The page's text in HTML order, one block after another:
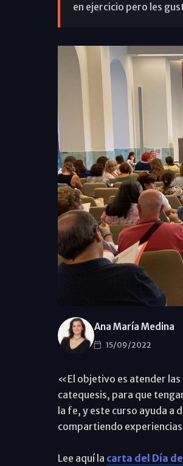
en ejercicio pero les
Ana María Medina
15/09/2022
«El objetivo es atender las
catequesis, para que
la fe, y este curso ayuda a
compartiendo
Lee aquí la carta del Día